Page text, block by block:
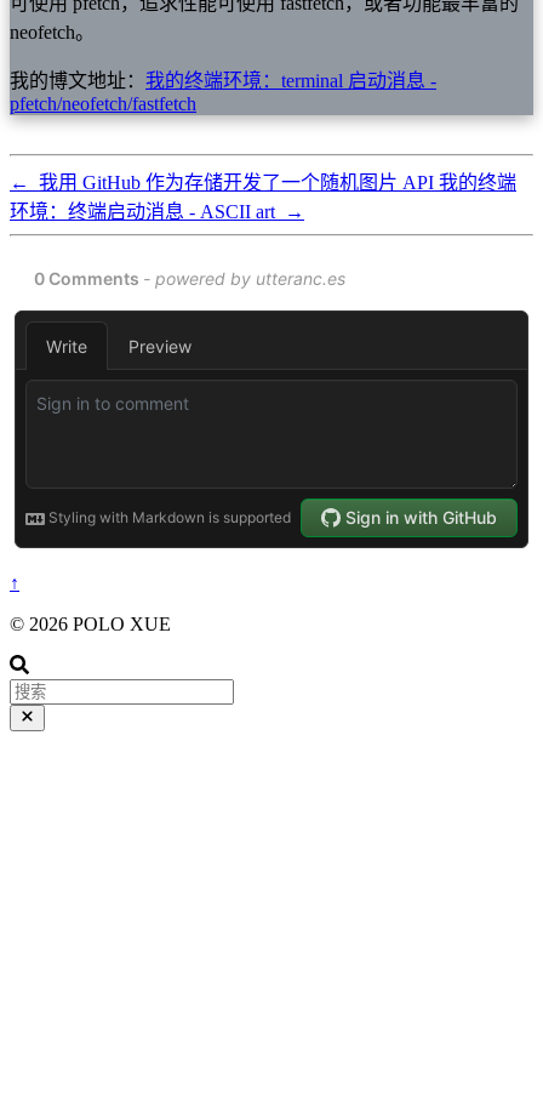
neofetch。
我的博文地址： 我的终端环境：terminal 启动消息 -
pfetch/neofetch/fastfetch
← 我用 GitHub 作为存储开发了一个随机图片 API 我的终端
环境：终端启动消息 - ASCII art
→
↑
© 2026 POLO XUE